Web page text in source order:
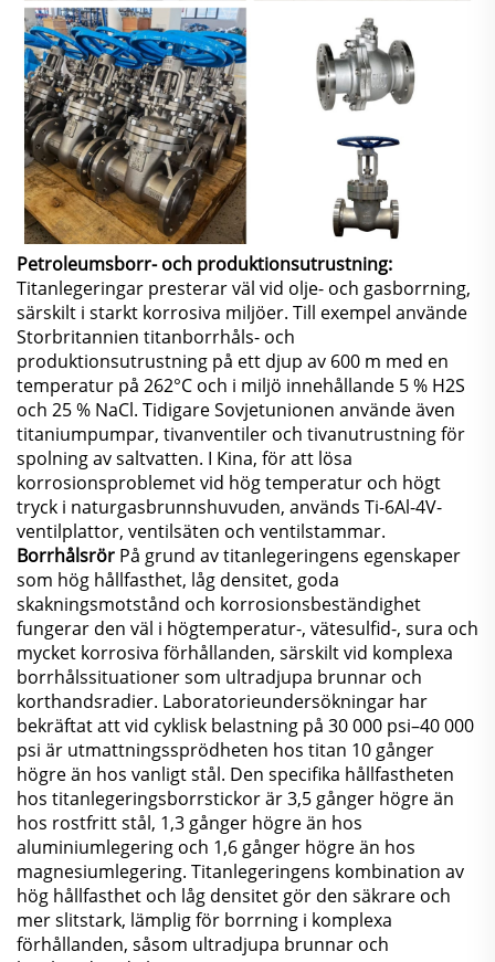
Petroleumsborr- och produktionsutrustning:
Titanlegeringar presterar väl vid olje- och gasborrning,
särskilt i starkt korrosiva miljöer. Till exempel använde
Storbritannien titanborrhåls- och
produktionsutrustning på ett djup av 600 m med en
temperatur på 262°C och i miljö innehållande 5 % H2S
och 25 % NaCl. Tidigare Sovjetunionen använde även
titaniumpumpar, tivanventiler och tivanutrustning för
spolning av saltvatten. I Kina, för att lösa
korrosionsproblemet vid hög temperatur och högt
tryck i naturgasbrunnshuvuden, används Ti-6Al-4V-
ventilplattor, ventilsäten och ventilstammar.
Borrhålsrör På grund av titanlegeringens egenskaper
som hög hållfasthet, låg densitet, goda
skakningsmotstånd och korrosionsbeständighet
fungerar den väl i högtemperatur-, vätesulfid-, sura och
mycket korrosiva förhållanden, särskilt vid komplexa
borrhålssituationer som ultradjupa brunnar och
korthandsradier. Laboratorieundersökningar har
bekräftat att vid cyklisk belastning på 30 000 psi–40 000
psi är utmattningssprödheten hos titan 10 gånger
högre än hos vanligt stål. Den specifika hållfastheten
hos titanlegeringsborrstickor är 3,5 gånger högre än
hos rostfritt stål, 1,3 gånger högre än hos
aluminiumlegering och 1,6 gånger högre än hos
magnesiumlegering. Titanlegeringens kombination av
hög hållfasthet och låg densitet gör den säkrare och
mer slitstark, lämplig för borrning i komplexa
förhållanden, såsom ultradjupa brunnar och